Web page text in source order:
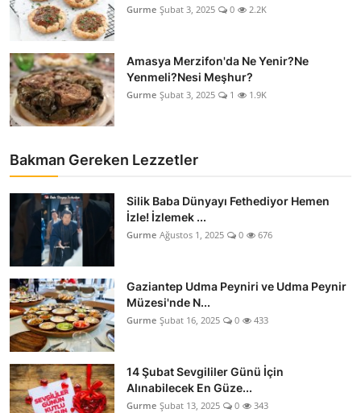
Gurme Şubat 3, 2025 0 2.2K
Amasya Merzifon'da Ne Yenir?Ne
Yenmeli?Nesi Meşhur?
Gurme Şubat 3, 2025 1 1.9K
Bakman Gereken Lezzetler
Silik Baba Dünyayı Fethediyor Hemen
İzle! İzlemek ...
Gurme Ağustos 1, 2025 0 676
Gaziantep Udma Peyniri ve Udma Peynir
Müzesi'nde N...
Gurme Şubat 16, 2025 0 433
14 Şubat Sevgililer Günü İçin
Alınabilecek En Güze...
Gurme Şubat 13, 2025 0 343